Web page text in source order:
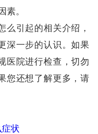
。
引起的相关介绍，
深一步的认识。如果
医院进行检查，切勿
您还想了解更多，请
状